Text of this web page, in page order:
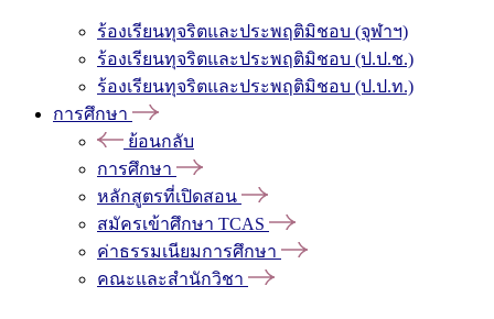
ร้องเรียนทุจริตและประพฤติมิชอบ (จุฬาฯ)
ร้องเรียนทุจริตและประพฤติมิชอบ (ป.ป.ช.)
ร้องเรียนทุจริตและประพฤติมิชอบ (ป.ป.ท.)
การศึกษา
ย้อนกลับ
การศึกษา
หลักสูตรที่เปิดสอน
สมัครเข้าศึกษา TCAS
ค่าธรรมเนียมการศึกษา
คณะและสำนักวิชา